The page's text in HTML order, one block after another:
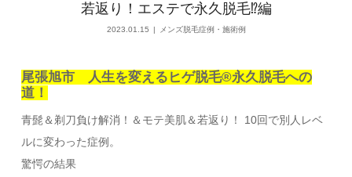
若返り！エステで永久脱毛⁉編
2023.01.15 メンズ脱毛症例・施術例
尾張旭市 人生を変えるヒゲ脱毛®永久脱毛への
道！
青髭＆剃刀負け解消！＆モテ美肌＆若返り！ 10回で別人レベ
ルに変わった症例。
驚愕の結果